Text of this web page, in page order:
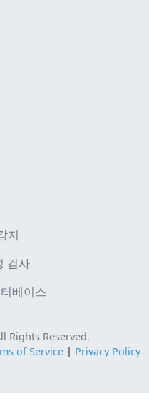
지
검사
베이스
Rights Reserved.
of Service | Privacy Policy